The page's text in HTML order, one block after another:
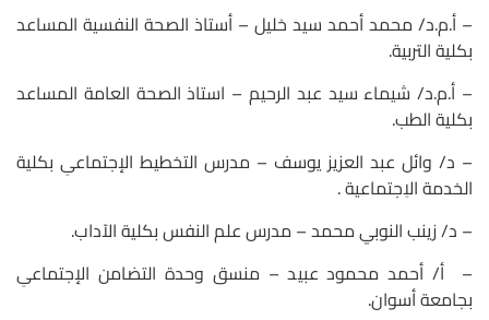
– أ.م.د/ محمد أحمد سيد خليل – أستاذ الصحة النفسية المساعد
بكلية التربية.
– أ.م.د/ شيماء سيد عبد الرحيم – استاذ الصحة العامة المساعد
بكلية الطب.
– د/ وائل عبد العزيز يوسف – مدرس التخطيط الإجتماعىِ بكلية
الخدمة الاِجتماعية .
– د/ زينب النوبي محمد – مدرس علم النفس بكلية الآداب.
– أ/ أحمد محمود عبيد – منسق وحدة التضامن الإجتماعىِ
بجامعة أسوان.